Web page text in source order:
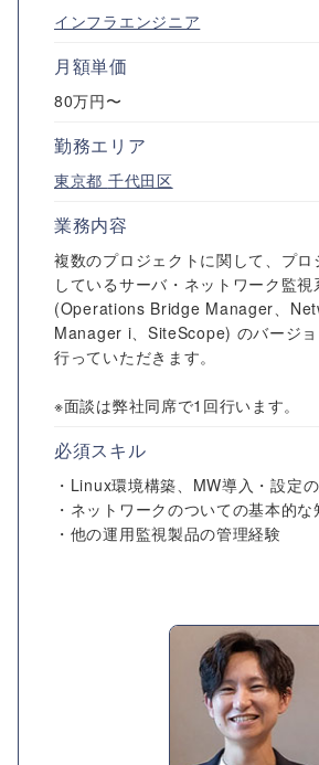
インフラエンジニア
月額単価
80万円〜
勤務エリア
東京都 千代田区
業務内容
複数のプロジェクトに関して、プロ
しているサーバ・ネットワーク監視
(Operations Bridge Manager、
Manager i、SiteScope) のバージ
行っていただきます。
※面談は弊社同席で1回行います。
必須スキル
・Linux環境構築、MW導入・設定
・ネットワークのついての基本的な
・他の運用監視製品の管理経験